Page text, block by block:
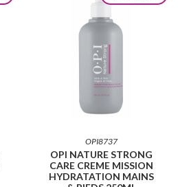
OPI8737
OPI NATURE STRONG
CARE CREME MISSION
HYDRATATION MAINS